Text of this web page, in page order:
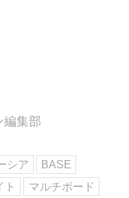
編集部
シア
BASE
ト マルチボード